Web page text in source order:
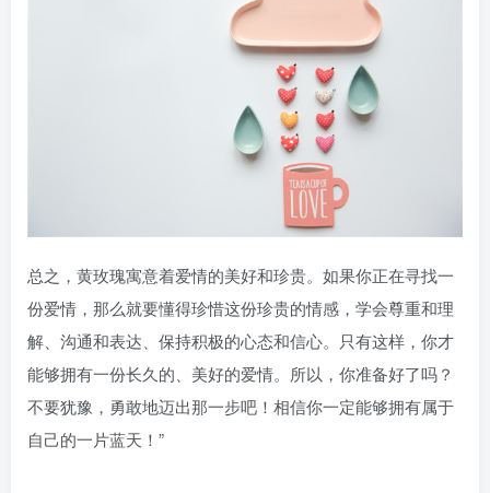
总之，黄玫瑰寓意着爱情的美好和珍贵。如果你正在寻找一
份爱情，那么就要懂得珍惜这份珍贵的情感，学会尊重和理
解、沟通和表达、保持积极的心态和信心。只有这样，你才
能够拥有一份长久的、美好的爱情。所以，你准备好了吗？
不要犹豫，勇敢地迈出那一步吧！相信你一定能够拥有属于
自己的一片蓝天！”